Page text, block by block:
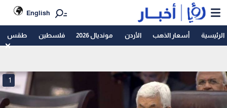
English
الرئيسية أسعار الذهب الأردن مونديال 2026 فلسطين طقس
1